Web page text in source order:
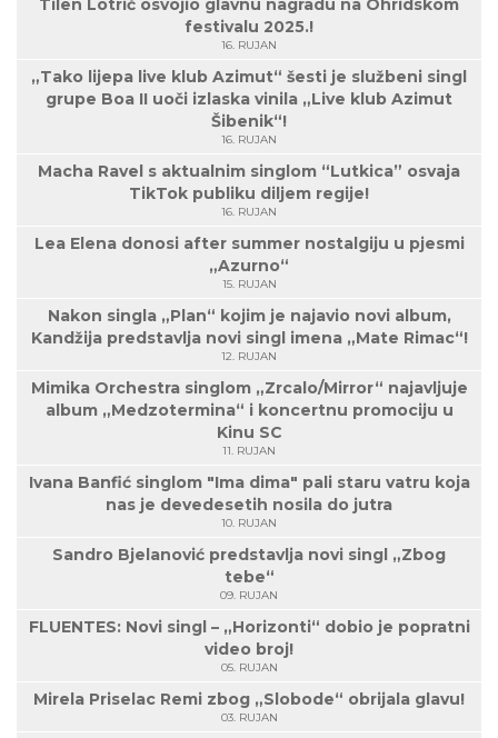
Tilen Lotrič osvojio glavnu nagradu na Ohridskom
festivalu 2025.!
16. RUJAN
„Tako lijepa live klub Azimut“ šesti je službeni singl
grupe Boa II uoči izlaska vinila „Live klub Azimut
Šibenik“!
16. RUJAN
Macha Ravel s aktualnim singlom “Lutkica” osvaja
TikTok publiku diljem regije!
16. RUJAN
Lea Elena donosi after summer nostalgiju u pjesmi
„Azurno“
15. RUJAN
Nakon singla „Plan“ kojim je najavio novi album,
Kandžija predstavlja novi singl imena „Mate Rimac“!
12. RUJAN
Mimika Orchestra singlom „Zrcalo/Mirror“ najavljuje
album „Medzotermina“ i koncertnu promociju u
Kinu SC
11. RUJAN
Ivana Banfić singlom "Ima dima" pali staru vatru koja
nas je devedesetih nosila do jutra
10. RUJAN
Sandro Bjelanović predstavlja novi singl „Zbog
tebe“
09. RUJAN
FLUENTES: Novi singl – „Horizonti“ dobio je popratni
video broj!
05. RUJAN
Mirela Priselac Remi zbog „Slobode“ obrijala glavu!
03. RUJAN